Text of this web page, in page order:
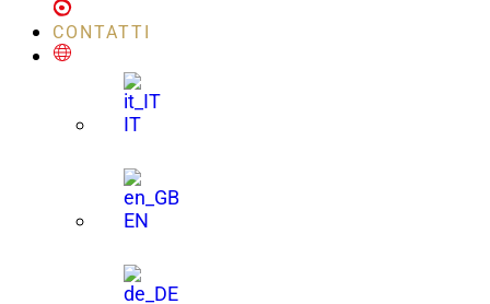
CONTATTI
IT
EN